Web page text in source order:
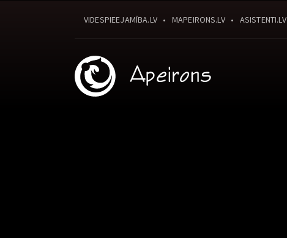
VIDESPIEEJAMĪBA.LV MAPEIRONS.LV ASISTENTI.LV